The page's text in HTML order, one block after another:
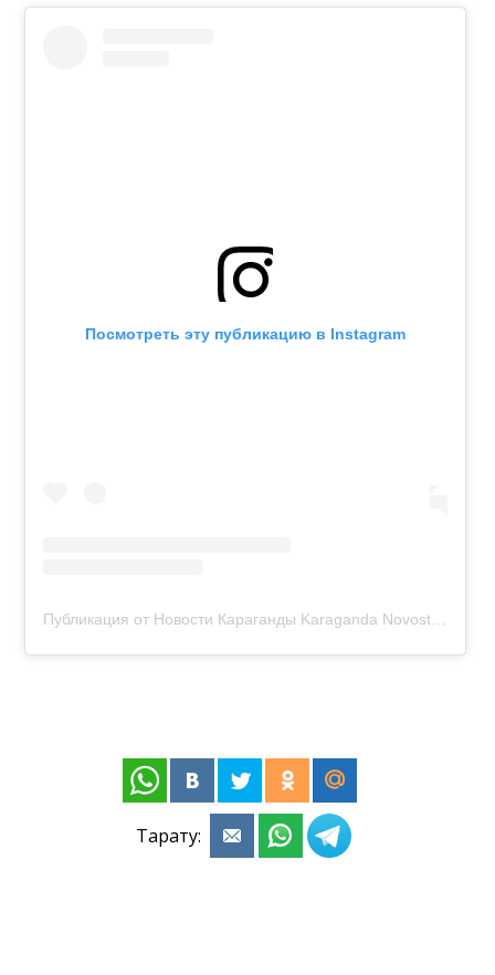
Посмотреть эту публикацию в Instagram
Публикация от Новости Караганды Karaganda Novosti новости KRG (@novosti.karaganda)
Тарату: